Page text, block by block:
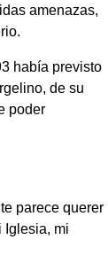
amenazas,
había previsto
de su
poder
parece querer
Iglesia, mi